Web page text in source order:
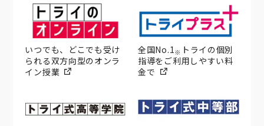
いつでも、どこでも受け
られる双方向型のオンラ
イン授業
全国No.1※ トライの個別
指導をご利用しやすい料
金で